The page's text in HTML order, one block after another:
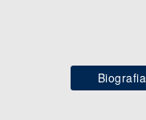
Biografia